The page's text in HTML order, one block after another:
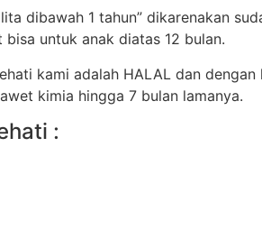
dibawah 1 tahun” dikarenakan
untuk anak diatas 12 bulan.
kami adalah HALAL dan
kimia hingga 7 bulan lamanya.
: